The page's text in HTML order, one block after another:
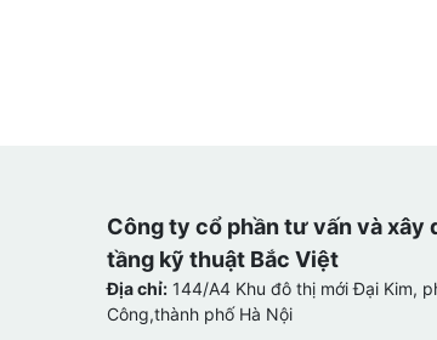
Công ty cổ phần tư vấn và xây
tầng kỹ thuật Bắc Việt
Địa chỉ: 144/A4 Khu đô thị mới Đại Kim,
Công,thành phố Hà Nội